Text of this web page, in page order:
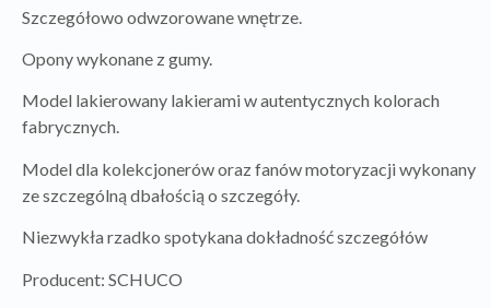
Szczegółowo odwzorowane wnętrze.
Opony wykonane z gumy.
Model lakierowany lakierami w autentycznych kolorach
fabrycznych.
Model dla kolekcjonerów oraz fanów motoryzacji wykonany
ze szczególną dbałością o szczegóły.
Niezwykła rzadko spotykana dokładność szczegółów
Producent: SCHUCO